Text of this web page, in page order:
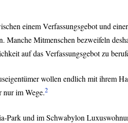
einem Verfassungsgebot und
Manche Mitmenschen bezweifeln
auf das Verfassungsgebot zu
wollen endlich mit ihrem
nur im Wege.2
Park und im Schwabylon